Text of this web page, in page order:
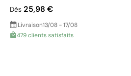
Dès 25,98 €
Livraison13/08 - 17/08
479 clients satisfaits